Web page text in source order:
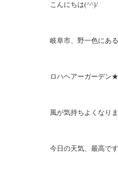
こんにちは(^^)/
岐阜市、野一色にあ
ロハヘアーガーデン★
風が気持ちよくなり
今日の天気、最高です